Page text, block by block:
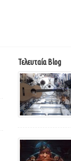
Τελευταία Blog